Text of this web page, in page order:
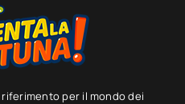
per il mondo dei